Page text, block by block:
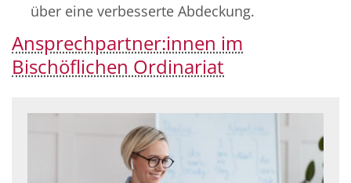
über eine verbesserte Abdeckung.
Ansprechpartner:innen im
Bischöflichen Ordinariat